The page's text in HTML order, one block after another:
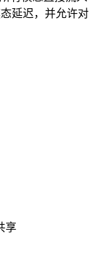
延迟，并允许对
享